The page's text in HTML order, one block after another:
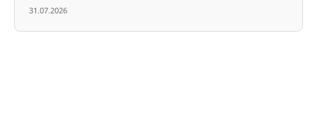
31.07.2026